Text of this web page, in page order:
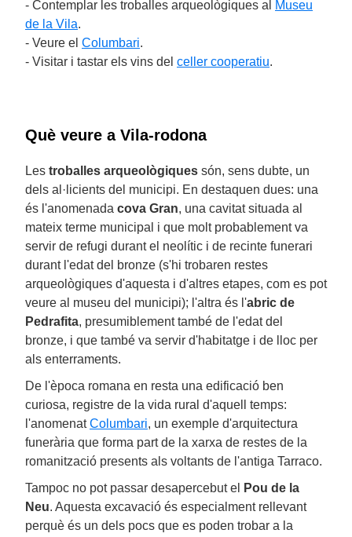
- Contemplar les troballes arqueològiques al
Museu
de la Vila.
- Veure el Columbari.
- Visitar i tastar els vins del celler cooperatiu.
Què veure a Vila-rodona
Les troballes arqueològiques són, sens dubte, un
dels al·licients del municipi. En destaquen dues: una
és l'anomenada cova Gran, una cavitat situada al
mateix terme municipal i que molt probablement va
servir de refugi durant el neolític i de recinte funerari
durant l'edat del bronze (s'hi trobaren restes
arqueològiques d'aquesta i d'altres etapes, com es pot
veure al museu del municipi); l'altra és l'abric de
Pedrafita, presumiblement també de l'edat del
bronze, i que també va servir d'habitatge i de lloc per
als enterraments.
De l'època romana en resta una edificació ben
curiosa, registre de la vida rural d'aquell temps:
l'anomenatColumbari, un exemple d'arquitectura
funerària que forma part de la xarxa de restes de la
romanització presents als voltants de l'antiga Tarraco.
Tampoc no pot passar desapercebut el
Pou de la
Neu. Aquesta excavació és especialment rellevant
perquè és un dels pocs que es poden trobar a la